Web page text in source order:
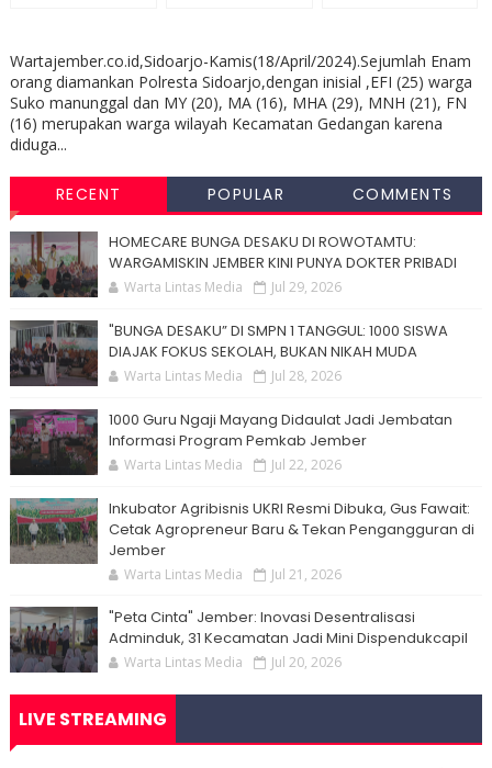
Wartajember.co.id,Sidoarjo-Kamis(18/April/2024).Sejumlah Enam
orang diamankan Polresta Sidoarjo,dengan inisial ,EFI (25) warga
Suko manunggal dan MY (20), MA (16), MHA (29), MNH (21), FN
(16) merupakan warga wilayah Kecamatan Gedangan karena
diduga...
RECENT POPULAR COMMENTS
HOMECARE BUNGA DESAKU DI ROWOTAMTU:
WARGAMISKIN JEMBER KINI PUNYA DOKTER PRIBADI
Warta Lintas Media Jul 29, 2026
"BUNGA DESAKU” DI SMPN 1 TANGGUL: 1000 SISWA
DIAJAK FOKUS SEKOLAH, BUKAN NIKAH MUDA
Warta Lintas Media Jul 28, 2026
1000 Guru Ngaji Mayang Didaulat Jadi Jembatan
Informasi Program Pemkab Jember
Warta Lintas Media Jul 22, 2026
Inkubator Agribisnis UKRI Resmi Dibuka, Gus Fawait:
Cetak Agropreneur Baru & Tekan Pengangguran di
Jember
Warta Lintas Media Jul 21, 2026
"Peta Cinta" Jember: Inovasi Desentralisasi
Adminduk, 31 Kecamatan Jadi Mini Dispendukcapil
Warta Lintas Media Jul 20, 2026
LIVE STREAMING